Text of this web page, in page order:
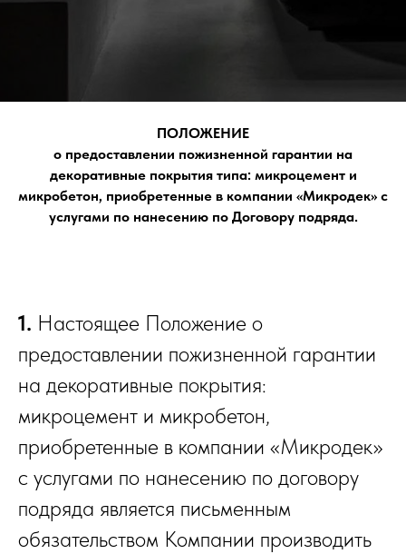
ПОЛОЖЕНИЕ
о предоставлении пожизненной гарантии на
декоративные покрытия типа: микроцемент и
микробетон, приобретенные в компании «Микродек» с
услугами по нанесению по Договору подряда.
1. Настоящее Положение о
предоставлении пожизненной гарантии
на декоративные покрытия:
микроцемент и микробетон,
приобретенные в компании «Микродек»
с услугами по нанесению по договору
подряда является письменным
обязательством Компании производить